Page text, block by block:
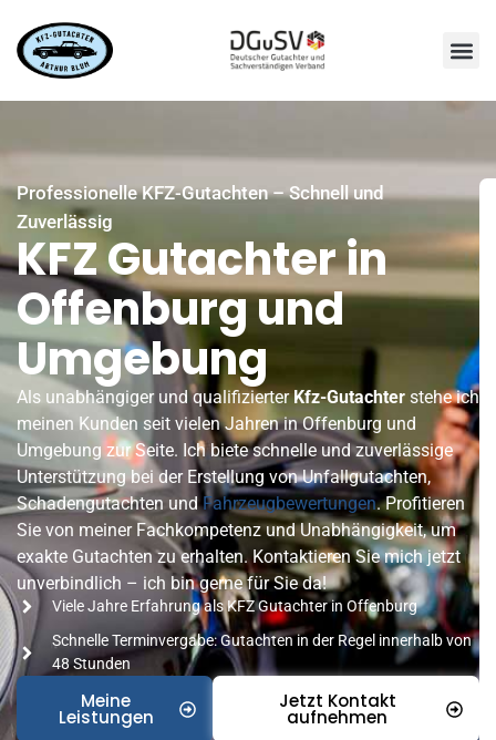
Professionelle KFZ-Gutachten – Schnell und
Zuverlässig
KFZ Gutachter in
Offenburg und
Umgebung
Als unabhängiger und qualifizierterKfz-Gutachter stehe ich
meinen Kunden seit vielen Jahren in Offenburg und
Umgebung zur Seite. Ich biete schnelle und zuverlässige
Unterstützung bei der Erstellung von Unfallgutachten,
Schadengutachten undFahrzeugbewertungen. Profitieren
Sie von meiner Fachkompetenz und Unabhängigkeit, um
exakte Gutachten zu erhalten. Kontaktieren Sie mich jetzt
unverbindlich – ich bin gerne für Sie da!
Viele Jahre Erfahrung als KFZ Gutachter in Offenburg
Schnelle Terminvergabe: Gutachten in der Regel innerhalb von
48 Stunden
Meine
Leistungen
Jetzt Kontakt
aufnehmen